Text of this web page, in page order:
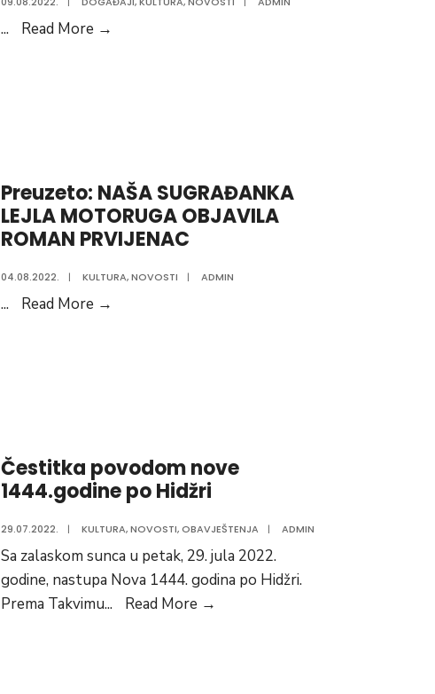
... Read More →
„VOLIM
TE,
REKLA
Preuzeto: NAŠA SUGRAĐANKA
LEJLA MOTORUGA OBJAVILA
ROMAN PRVIJENAC
04.08.2022. | KULTURA,NOVOSTI | ADMIN
... Read More →
PRVIJENAC
Čestitka povodom nove
1444.godine po Hidžri
29.07.2022. | KULTURA,NOVOSTI,OBAVJEŠTENJA | ADMIN
Sa zalaskom sunca u petak, 29. jula 2022.
godine, nastupa Nova 1444. godina po Hidžri.
Prema Takvimu... Read More →